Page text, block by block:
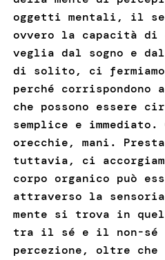
oggetti mentali, il
ovvero la capacità
veglia dal sogno e
di solito, ci
perché corrispondono
che possono essere
semplice e
orecchie, mani.
tuttavia, ci
corpo organico può
attraverso la
mente si trova in
tra il sé e il non-sé
percezione, oltre che